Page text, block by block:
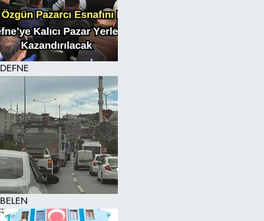
DEFNE
BELEN